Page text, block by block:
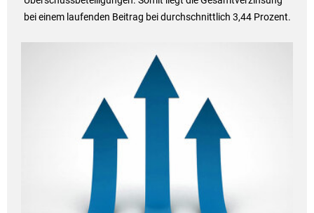
bei einem laufenden Beitrag bei durchschnittlich 3,44 Prozent.